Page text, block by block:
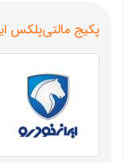
پکیج مالتی‌پلکس